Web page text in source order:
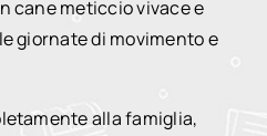
cane meticcio vivace e
giornate di movimento e
alla famiglia,